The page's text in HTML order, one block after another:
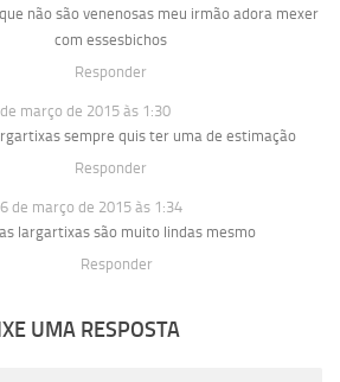
não são venenosas meu irmão adora mexer
com essesbichos
Responder
março de 2015 às 1:30
sempre quis ter uma de estimação
Responder
6 de março de 2015 às 1:34
largartixas são muito lindas mesmo
Responder
UMA RESPOSTA